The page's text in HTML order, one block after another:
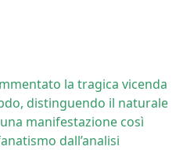
la tragica vicenda
distinguendo il naturale
manifestazione così
dall’analisi